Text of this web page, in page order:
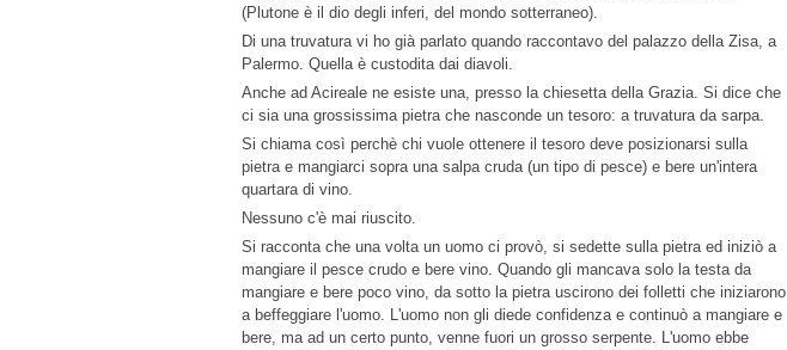
(Plutone è il dio degli inferi, del mondo sotterraneo).
Di una truvatura vi ho già parlato quando raccontavo del palazzo della Zisa, a
Palermo. Quella è custodita dai diavoli.
Anche ad Acireale ne esiste una, presso la chiesetta della Grazia. Si dice che
ci sia una grossissima pietra che nasconde un tesoro: a truvatura da sarpa.
Si chiama così perchè chi vuole ottenere il tesoro deve posizionarsi sulla
pietra e mangiarci sopra una salpa cruda (un tipo di pesce) e bere un'intera
quartara di vino.
Nessuno c'è mai riuscito.
Si racconta che una volta un uomo ci provò, si sedette sulla pietra ed iniziò a
mangiare il pesce crudo e bere vino. Quando gli mancava solo la testa da
mangiare e bere poco vino, da sotto la pietra uscirono dei folletti che iniziarono
a beffeggiare l'uomo. L'uomo non gli diede confidenza e continuò a mangiare e
bere, ma ad un certo punto, venne fuori un grosso serpente. L'uomo ebbe